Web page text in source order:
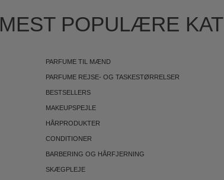
MEST POPULÆRE
PARFUME TIL MÆND
PARFUME REJSE- OG TASKESTØRRELSER
BESTSELLERS
MAKEUPSPEJLE
HÅRPRODUKTER
CONDITIONER
BARBERING OG HÅRFJERNING
SKÆGPLEJE